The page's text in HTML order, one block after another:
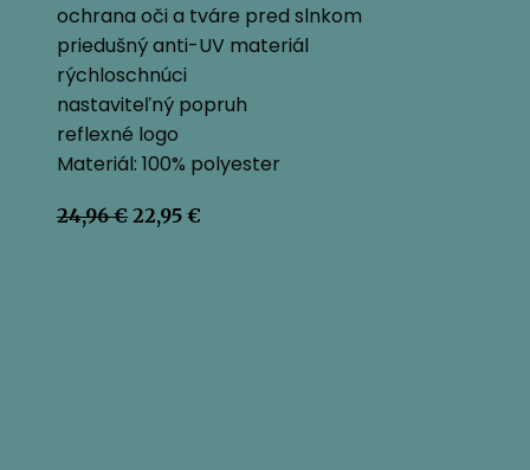
ochrana oči a tváre pred slnkom
priedušný anti-UV materiál
rýchloschnúci
nastaviteľný popruh
reflexné logo
Materiál: 100% polyester
24,96€ Pôvodná
22,95 €